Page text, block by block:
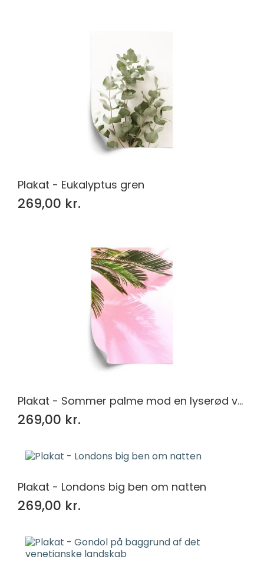
Plakat - Eukalyptus gren
269,00 kr.
Plakat - Sommer palme mod en lyserød væg
269,00 kr.
Plakat - Londons big ben om natten
269,00 kr.